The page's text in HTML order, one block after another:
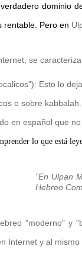
dominio
rentable. Pero en
se
Esto lo
o sobre
en español que
lo que está
"En Ulpan
Hebreo
"moderno" y
y al